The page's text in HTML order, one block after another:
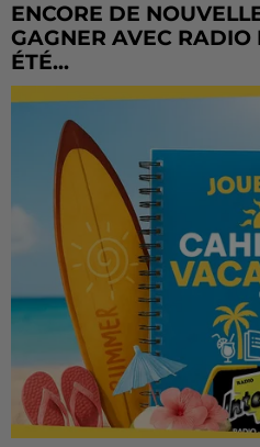
ENCORE DE
GAGNER AVEC RADIO
ÉTÉ...